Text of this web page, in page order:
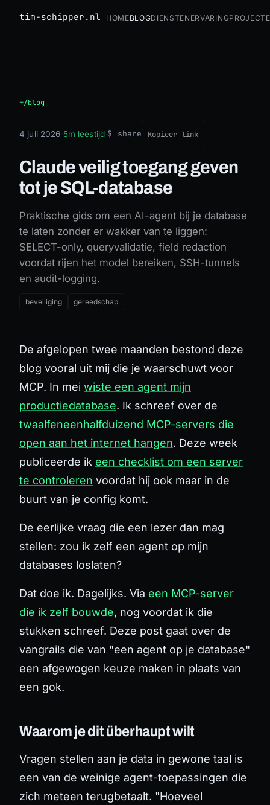
tim-schipper.nl HomeBlogDienstenErvaring
~/blog
4 juli 2026 5m leestijd $ share Kopieer link
Claude veilig toegang geven
tot je SQL-database
Praktische gids om een AI-agent bij je database
te laten zonder er wakker van te liggen:
SELECT-only, queryvalidatie, field redaction
voordat rijen het model bereiken, SSH-tunnels
en audit-logging.
beveiliging gereedschap
De afgelopen twee maanden bestond deze
blog vooral uit mij die je waarschuwt voor
MCP. In mei wiste een agent mijn
productiedatabase. Ik schreef over de
twaalfeneenhalfduizend MCP-servers die
open aan het internet hangen. Deze week
publiceerde ik een checklist om een server
te controleren voordat hij ook maar in de
buurt van je config komt.
De eerlijke vraag die een lezer dan mag
stellen: zou ik zelf een agent op mijn
databases loslaten?
Dat doe ik. Dagelijks. Via een MCP-server
die ik zelf bouwde, nog voordat ik die
stukken schreef. Deze post gaat over de
vangrails die van "een agent op je database"
een afgewogen keuze maken in plaats van
een gok.
Waarom je dit überhaupt wilt
Vragen stellen aan je data in gewone taal is
een van de weinige agent-toepassingen die
zich meteen terugbetaalt. "Hoeveel